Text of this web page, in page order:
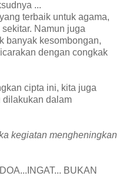
...
terbaik untuk agama,
Namun juga
banyak kesombongan,
dengan congkak
cipta ini, kita juga
dilakukan dalam
kegiatan mengheningkan
BUKAN